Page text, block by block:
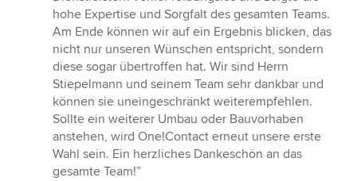
hohe Expertise und Sorgfalt des gesamten Teams.
Am Ende können wir auf ein Ergebnis blicken, das
nicht nur unseren Wünschen entspricht, sondern
diese sogar übertroffen hat. Wir sind Herrn
Stiepelmann und seinem Team sehr dankbar und
können sie uneingeschränkt weiterempfehlen.
Sollte ein weiterer Umbau oder Bauvorhaben
anstehen, wird One!Contact erneut unsere erste
Wahl sein. Ein herzliches Dankeschön an das
gesamte Team!”